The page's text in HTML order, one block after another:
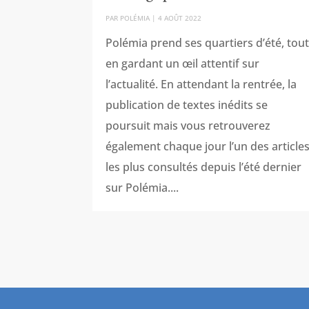
PAR POLÉMIA |4 AOÛT 2022
Polémia prend ses quartiers d’été, tout
en gardant un œil attentif sur
l’actualité. En attendant la rentrée, la
publication de textes inédits se
poursuit mais vous retrouverez
également chaque jour l’un des
les plus consultés depuis l’été dernier
sur Polémia....